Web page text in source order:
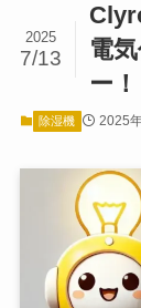
電
ー！
2025
7/13
除湿機 2025